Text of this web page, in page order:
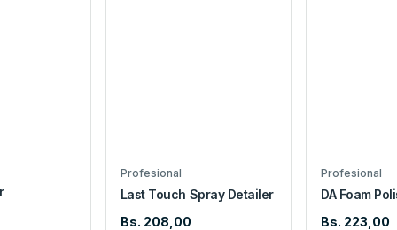
Profesional
Last Touch Spray Detailer
Bs. 208,00
Profesional
DA Foam
Bs. 223,00